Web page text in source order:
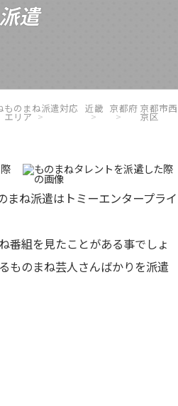
派遣
ものまね派遣対応
エリア
近畿 京都府 京都市西
京区
まね派遣はトミーエンタープライ
番組を見たことがある事でしょ
ものまね芸人さんばかりを派遣